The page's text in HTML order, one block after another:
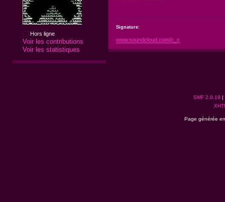
Hors ligne
Voir les contributions
Voir les statistiques
Signature:
www.soundcloud.com/c_c
SMF 2.0.19 |
Page générée